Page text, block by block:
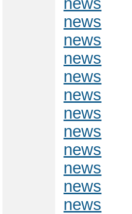
news
news
news
news
news
news
news
news
news
news
news